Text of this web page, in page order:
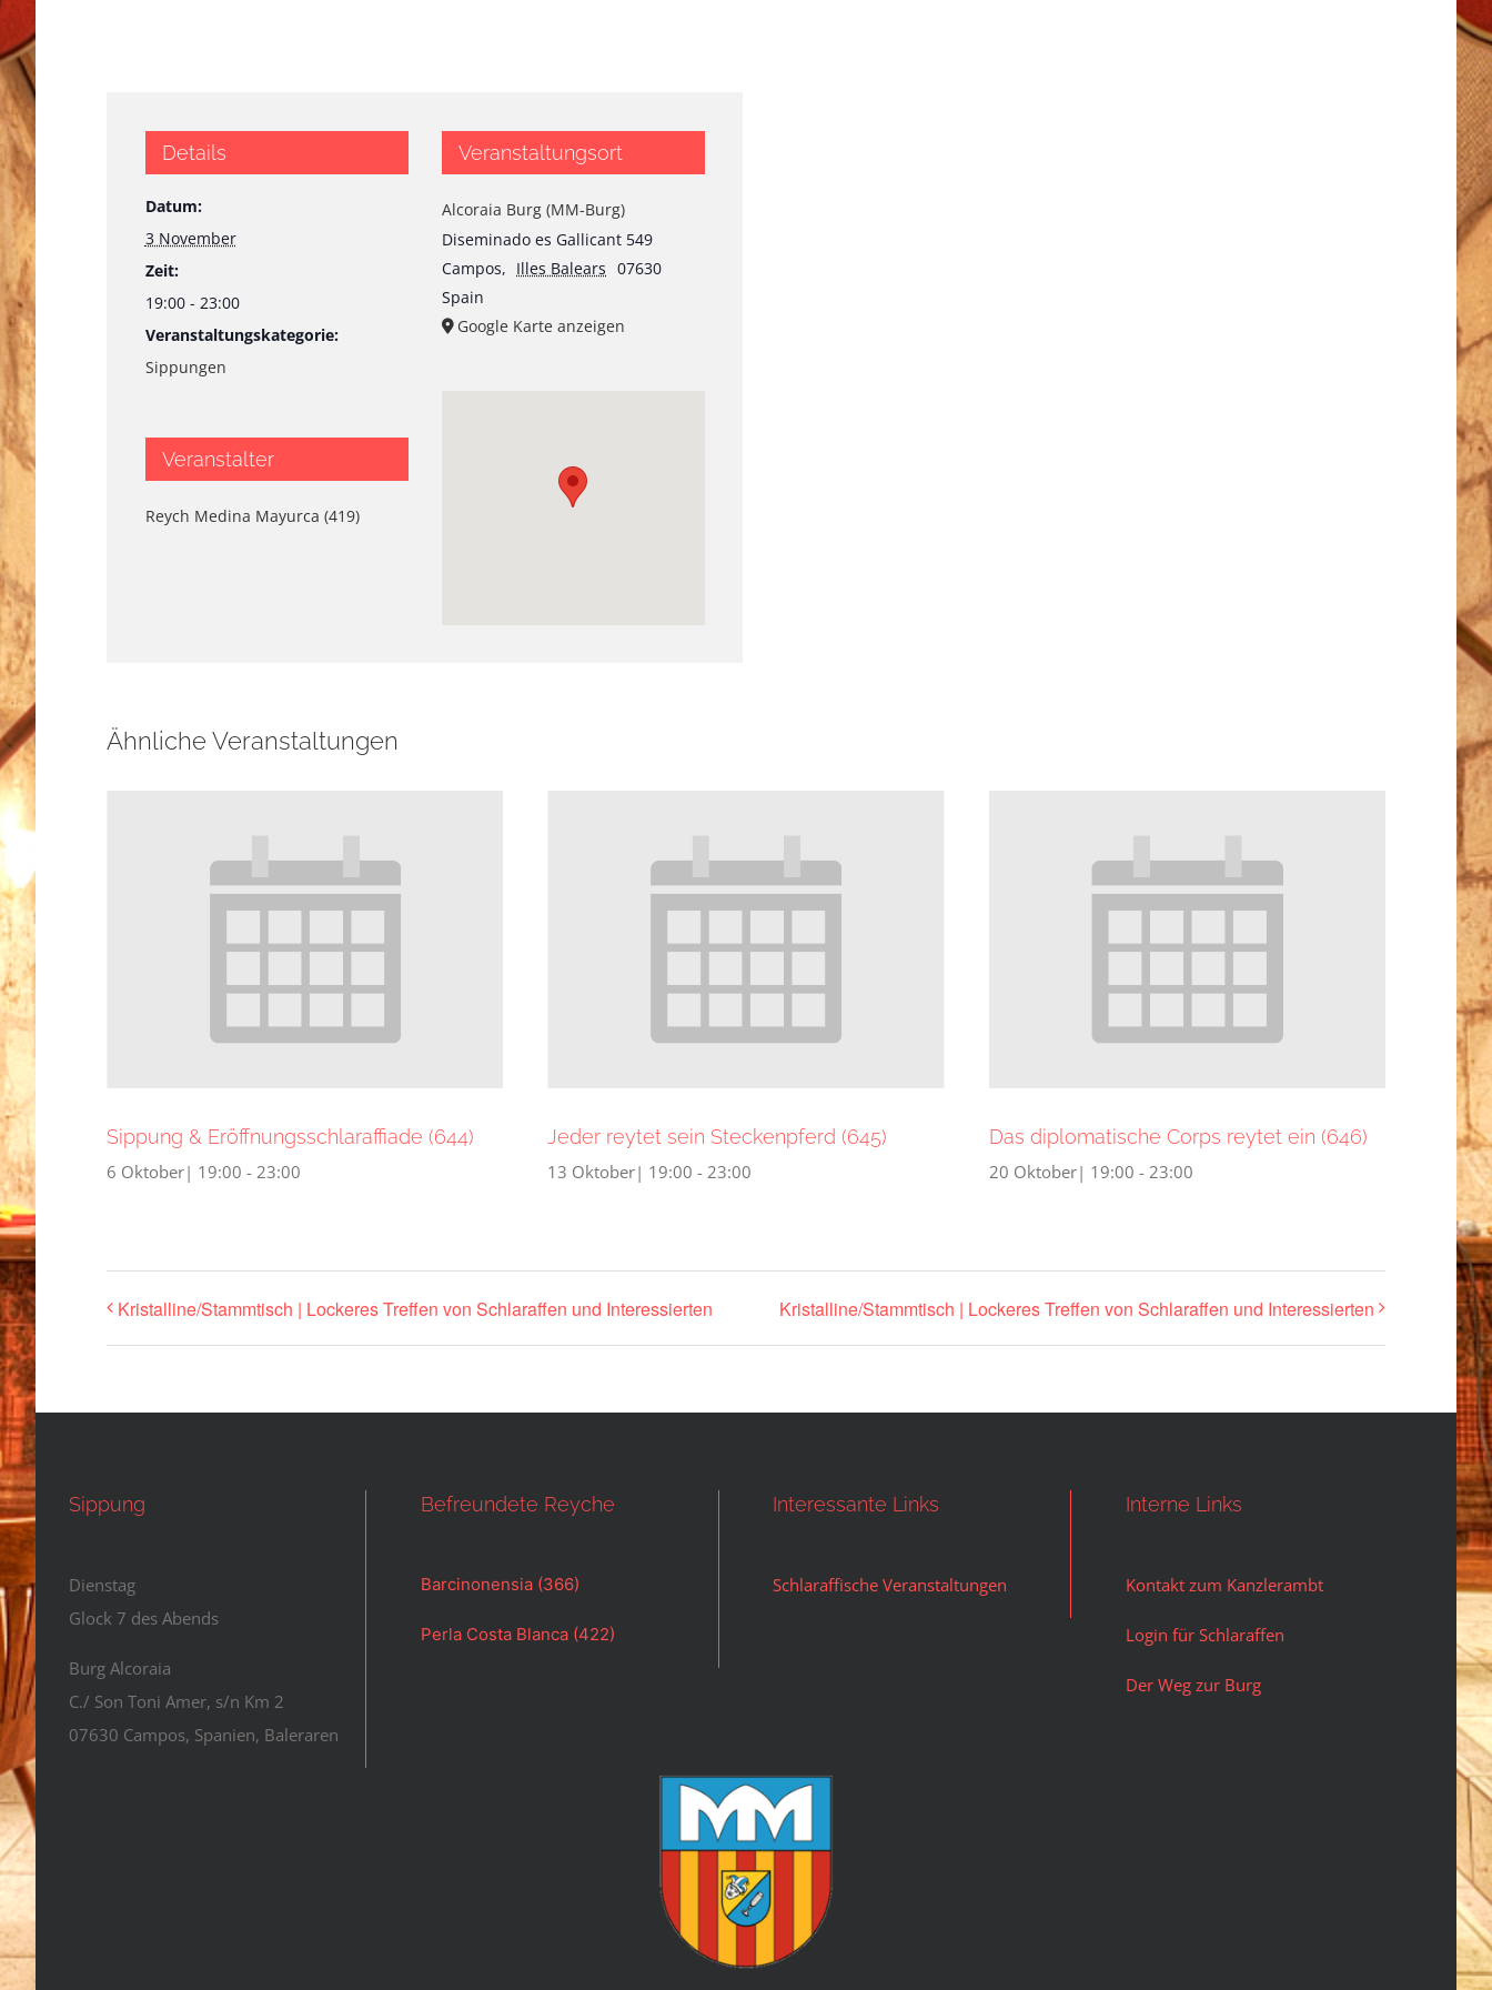
Details
Datum:
3 November
Zeit:
19:00 - 23:00
Veranstaltungskategorie:
Sippungen
Veranstalter
Reych Medina Mayurca (419)
Veranstaltungsort
Alcoraia Burg (MM-Burg)
Diseminado es Gallicant 549
Campos, Illes Balears 07630
Spain
Google Karte anzeigen
Ähnliche Veranstaltungen
Sippung & Eröffnungsschlaraffiade (644)
6 Oktober| 19:00 - 23:00
Jeder reytet sein Steckenpferd (645)
13 Oktober| 19:00 - 23:00
Das diplomatische Corps reytet ein (646)
20 Oktober| 19:00 - 23:00
Kristalline/Stammtisch | Lockeres Treffen von Schlaraffen und Interessierten Kristalline/Stammtisch | Lockeres Treffen von Schlaraffen und Interessierten
Sippung
Dienstag
Glock 7 des Abends
Burg Alcoraia
C./ Son Toni Amer, s/n Km 2
07630 Campos, Spanien, Baleraren
Befreundete Reyche
Barcinonensia (366)
Perla Costa Blanca (422)
Interessante Links
Schlaraffische Veranstaltungen
Interne Links
Kontakt zum Kanzlerambt
Login für Schlaraffen
Der Weg zur Burg